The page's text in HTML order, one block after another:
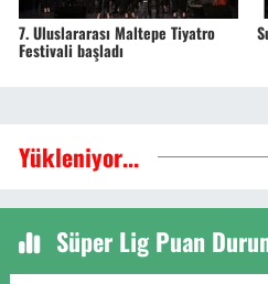
7. Uluslararası Maltepe Tiyatro
Festivali başladı
Yükleniyor...
Süper Lig Puan